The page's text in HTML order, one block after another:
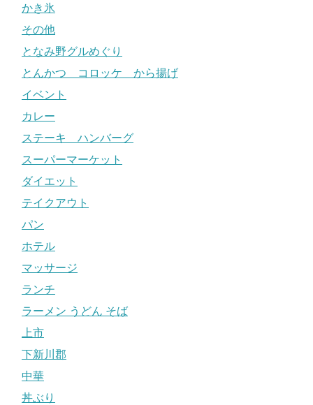
かき氷
その他
となみ野グルめぐり
とんかつ コロッケ から揚げ
イベント
カレー
ステーキ ハンバーグ
スーパーマーケット
ダイエット
テイクアウト
パン
ホテル
マッサージ
ランチ
ラーメン うどん そば
上市
下新川郡
中華
丼ぶり